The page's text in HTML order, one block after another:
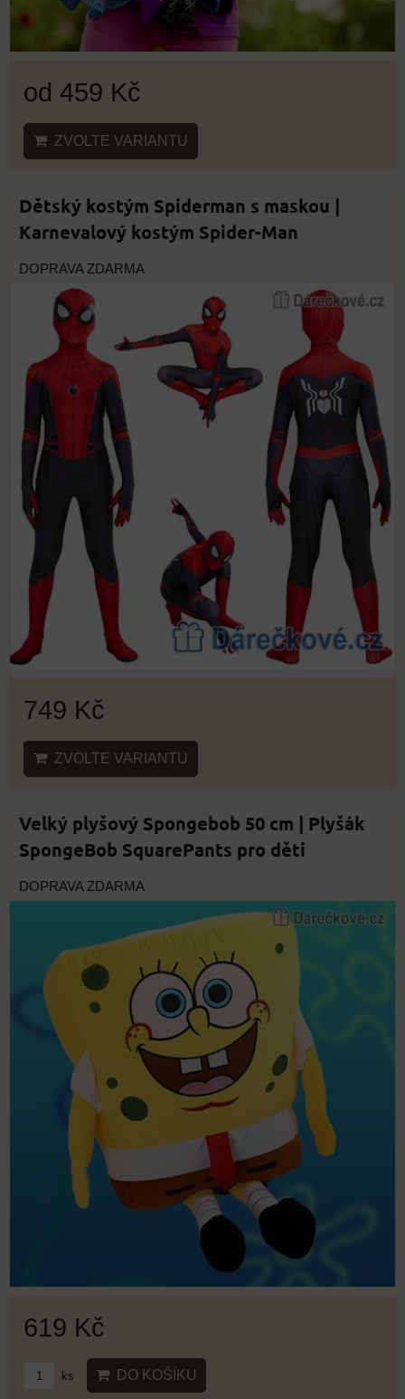
od 459 Kč
ZVOLTE VARIANTU
Dětský kostým Spiderman s maskou |
Karnevalový kostým Spider-Man
DOPRAVA ZDARMA
749 Kč
ZVOLTE VARIANTU
Velký plyšový Spongebob 50 cm | Plyšák
SpongeBob SquarePants pro děti
DOPRAVA ZDARMA
619 Kč
ks DO KOŠÍKU